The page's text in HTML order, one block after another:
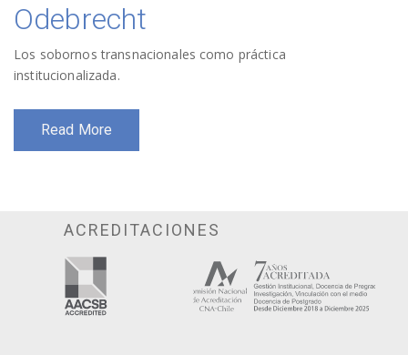
Odebrecht
Los sobornos transnacionales como práctica
institucionalizada.
Read More
ACREDITACIONES